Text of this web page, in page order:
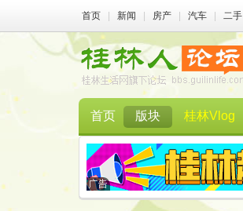
首页 新闻 房产 汽车 二手
首页 版块 桂林Vlog